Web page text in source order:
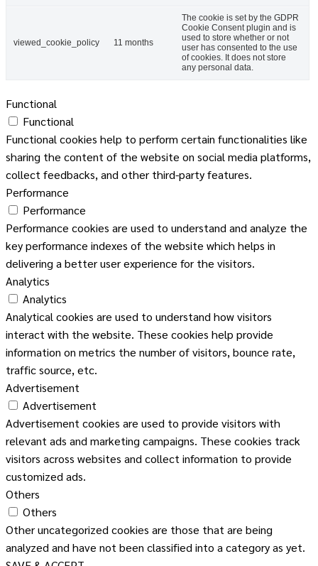
viewed_cookie_policy 11 months
The cookie is set by the GDPR
Cookie Consent plugin and is
used to store whether or not
user has consented to the use
of cookies. It does not store
any personal data.
Functional
Functional
Functional cookies help to perform certain functionalities like
sharing the content of the website on social media platforms,
collect feedbacks, and other third-party features.
Performance
Performance
Performance cookies are used to understand and analyze the
key performance indexes of the website which helps in
delivering a better user experience for the visitors.
Analytics
Analytics
Analytical cookies are used to understand how visitors
interact with the website. These cookies help provide
information on metrics the number of visitors, bounce rate,
traffic source, etc.
Advertisement
Advertisement
Advertisement cookies are used to provide visitors with
relevant ads and marketing campaigns. These cookies track
visitors across websites and collect information to provide
customized ads.
Others
Others
Other uncategorized cookies are those that are being
analyzed and have not been classified into a category as yet.